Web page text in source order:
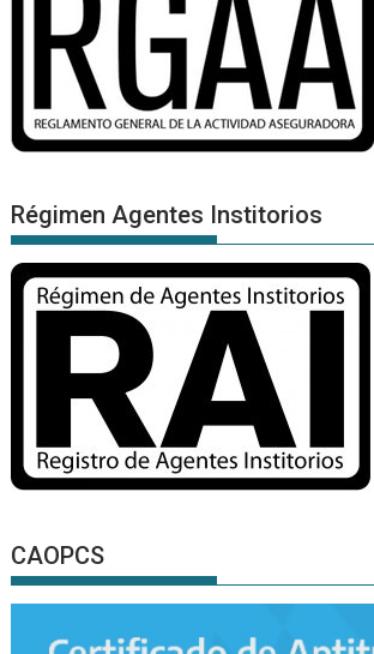
Régimen Agentes Institorios
CAOPCS